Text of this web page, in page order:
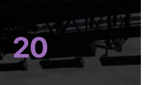
20